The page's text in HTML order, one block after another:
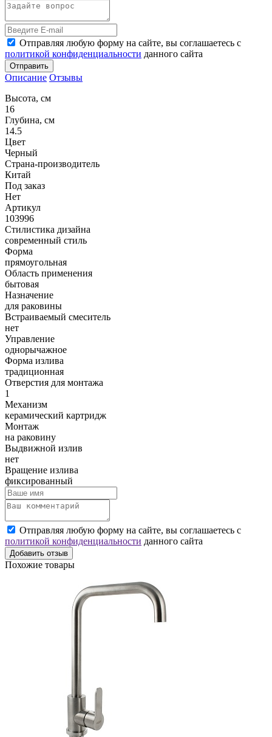
Отправляя любую форму на сайте, вы соглашаетесь с
политикой конфиденциальности данного сайта
Отправить
Описание Отзывы
Высота, см
16
Глубина, см
14.5
Цвет
Черный
Страна-производитель
Китай
Под заказ
Нет
Артикул
103996
Стилистика дизайна
современный стиль
Форма
прямоугольная
Область применения
бытовая
Назначение
для раковины
Встраиваемый смеситель
нет
Управление
однорычажное
Форма излива
традиционная
Отверстия для монтажа
1
Механизм
керамический картридж
Монтаж
на раковину
Выдвижной излив
нет
Вращение излива
фиксированный
Отправляя любую форму на сайте, вы соглашаетесь с
политикой конфиденциальности данного сайта
Добавить отзыв
Похожие товары